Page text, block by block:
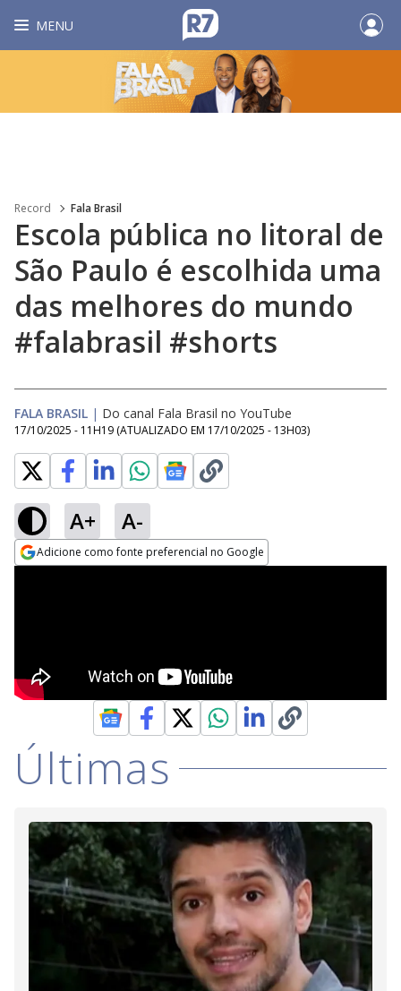
MENU
Record Fala Brasil
Escola pública no litoral de
São Paulo é escolhida uma
das melhores do mundo
#falabrasil #shorts
FALA BRASIL | Do canal Fala Brasil no YouTube
17/10/2025 - 11H19 (ATUALIZADO EM 17/10/2025 - 13H03)
A+ A-
Adicione como fonte preferencial no Google
Últimas